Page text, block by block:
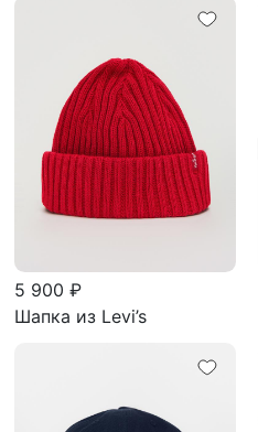
5 900 ₽
Шапка из Levi’s